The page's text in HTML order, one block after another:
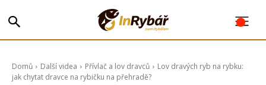
Domů Další videa Přívlač a lov dravců
Lov dravých ryb na rybku:
jak chytat dravce na rybičku na přehradě?